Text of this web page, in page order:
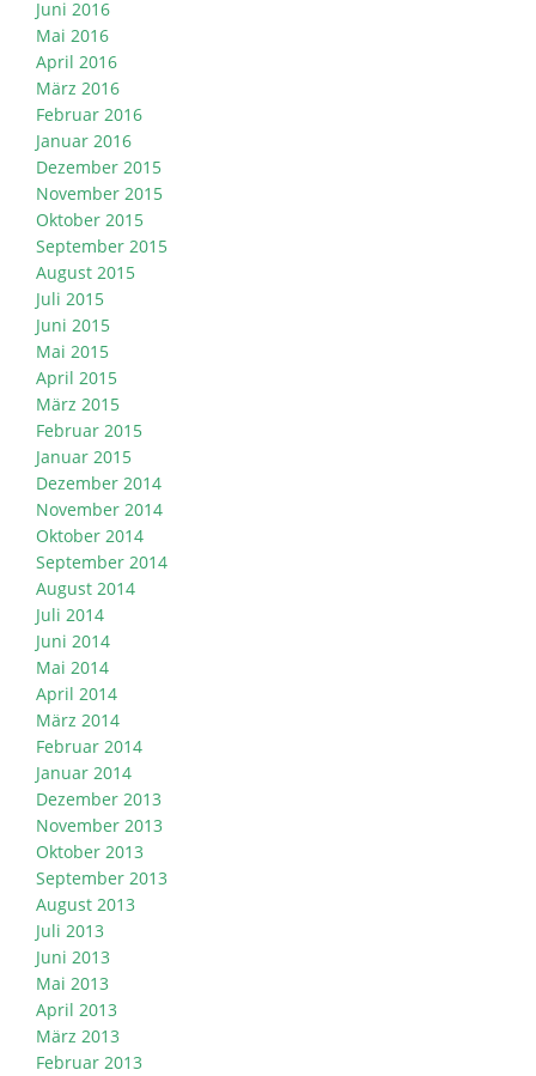
Juni 2016
Mai 2016
April 2016
März 2016
Februar 2016
Januar 2016
Dezember 2015
November 2015
Oktober 2015
September 2015
August 2015
Juli 2015
Juni 2015
Mai 2015
April 2015
März 2015
Februar 2015
Januar 2015
Dezember 2014
November 2014
Oktober 2014
September 2014
August 2014
Juli 2014
Juni 2014
Mai 2014
April 2014
März 2014
Februar 2014
Januar 2014
Dezember 2013
November 2013
Oktober 2013
September 2013
August 2013
Juli 2013
Juni 2013
Mai 2013
April 2013
März 2013
Februar 2013